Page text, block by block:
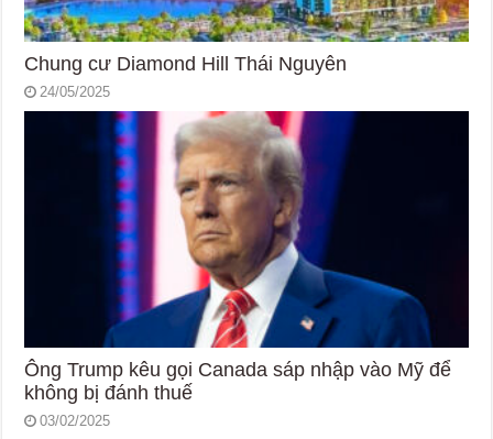
Chung cư Diamond Hill Thái Nguyên
24/05/2025
Ông Trump kêu gọi Canada sáp nhập vào Mỹ để
không bị đánh thuế
03/02/2025